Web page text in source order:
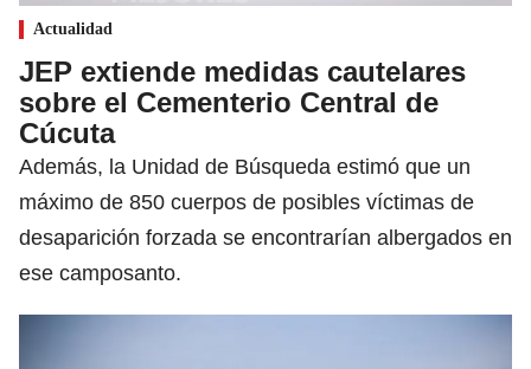
Actualidad
JEP extiende medidas cautelares
sobre el Cementerio Central de
Cúcuta
Además, la Unidad de Búsqueda estimó que un
máximo de 850 cuerpos de posibles víctimas de
desaparición forzada se encontrarían albergados en
ese camposanto.